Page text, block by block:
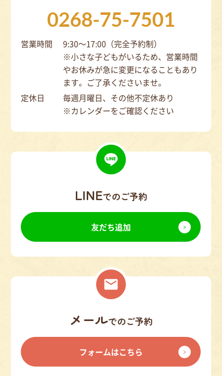
0268-75-7501
営業時間
9:30～17:00（完全予約制）
※小さな子どもがいるため、営業時間
やお休みが急に変更になることもあり
ます。ご了承くださいませ。
定休日
毎週月曜日、その他不定休あり
※カレンダーをご確認ください
LINEでのご予約
友だち追加
メールでのご予約
フォームはこちら